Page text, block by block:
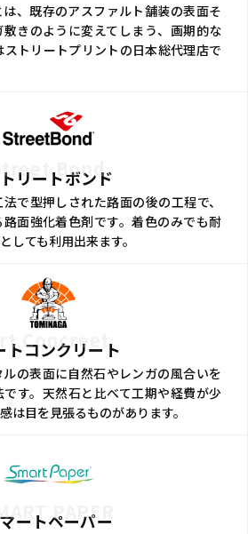
、既存のアスファルト舗装の表面そ
きのように変えてしまう、画期的な
トリートプリントの日本総代理店で
Bond
リートボンド
で型押しされた路面の後の工程で、
面強化着色剤です。着色のみでも耐
しても利用出来ます。
Concreet
トコンクリート
の表面に自然石やレンガの風合いを
す。天然石と比べて工期や経費が少
は目を見張るものがあります。
PAPER
ートペーパー